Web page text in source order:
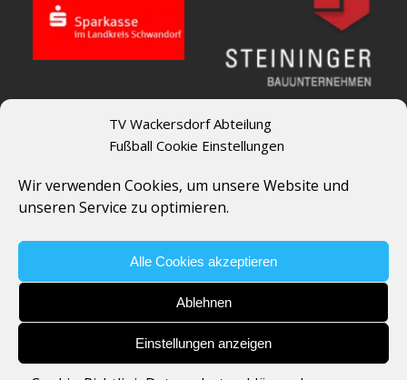
TV Wackersdorf Abteilung
Fußball Cookie Einstellungen
Wir verwenden Cookies, um unsere Website und
unseren Service zu optimieren.
Alle Cookies akzeptieren
Ablehnen
Einstellungen anzeigen